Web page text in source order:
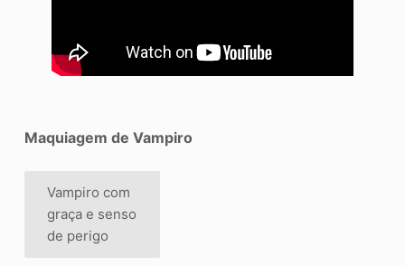
Maquiagem de Vampiro
Vampiro com
graça e senso
de perigo